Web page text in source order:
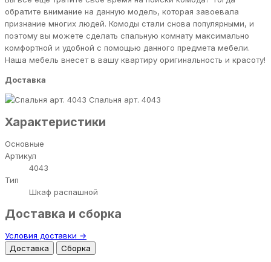
обратите внимание на данную модель, которая завоевала
признание многих людей. Комоды стали снова популярными, и
поэтому вы можете сделать спальную комнату максимально
комфортной и удобной с помощью данного предмета мебели.
Наша мебель внесет в вашу квартиру оригинальность и красоту!
Доставка
Спальня арт. 4043
Характеристики
Основные
Артикул
4043
Тип
Шкаф распашной
Доставка и сборка
Условия доставки →
Доставка
Сборка